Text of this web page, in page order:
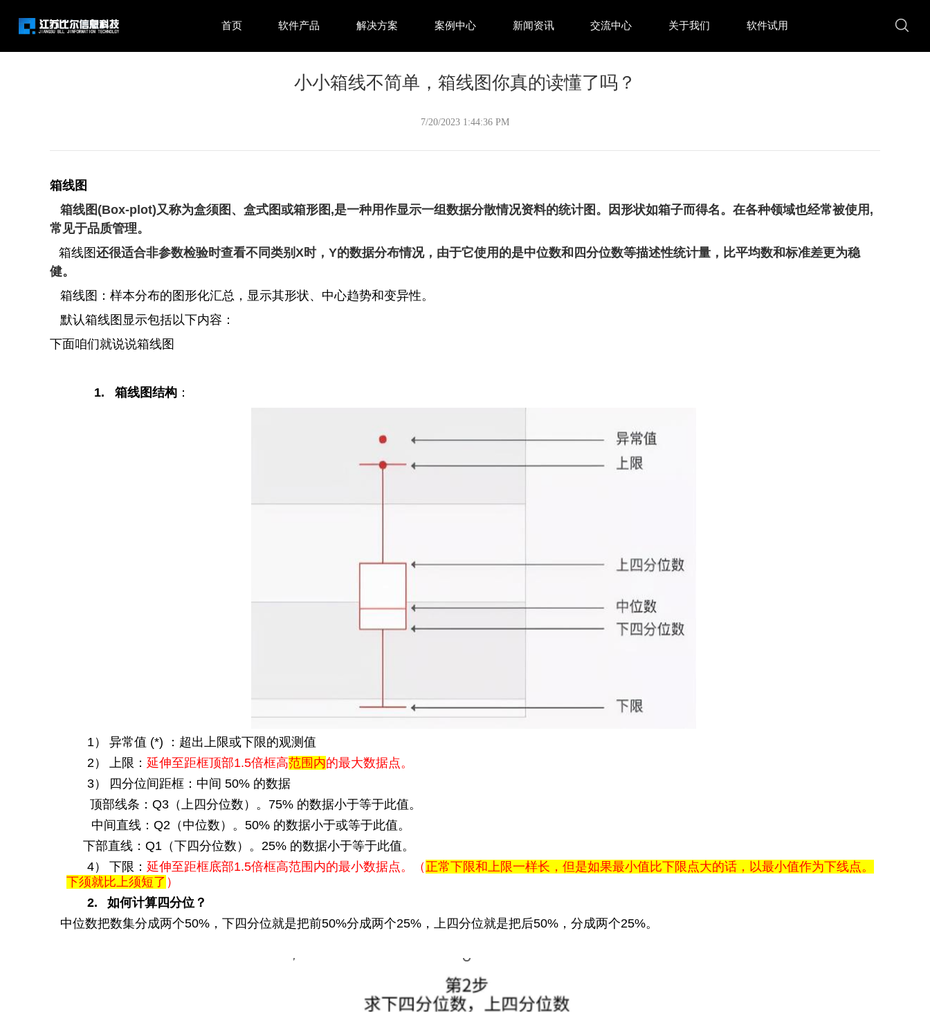
首页 软件产品 解决方案 案例中心 新闻资讯 交流中心 关于我们 软件试用
小小箱线不简单，箱线图你真的读懂了吗？
7/20/2023 1:44:36 PM
箱线图
箱线图(Box-plot)又称为盒须图、盒式图或箱形图,是一种用作显示一组数据分散情况资料的统计图。
因形状如箱子而得名。在各种领域也经常被使用,
常见于品质管理。
箱线图 还很适合非参数检验时查看不同类别X时，Y的数据分布情况，由于它使用的是中位数和四分位数等描述性统计量，比平均数和标准差更为稳
健。
箱线图：样本分布的图形化汇总，显示其形状、中心趋势和变异性。
默认箱线图显示包括以下内容：
下面咱们就说说箱线图
1. 箱线图结构 ：
1） 异常值 (*)
：超出上限或下限的观测值
2）
上限： 延伸至距框顶部1.5倍框高范围内的最大数据点。
3）
四分位间距框：中间 50% 的数据
顶部线条： Q3 （上四分位数）。 75% 的数据小于等于此值。
中间直线： Q2 （中位数）。 50% 的数据小于或等于此值。
下部直线： Q1 （下四分位数）。 25% 的数据小于等于此值。
4）
下限： 延伸至距框底部1.5倍框高范围内的最小数据点。（ 正常下限和上限一样长，但是如果最小值比下限点大的话，以最小值作为下线点。
下须就比上须短了 ）
2.
如何计算四分位？
中位数把数集分成两个50% ，下四分位就是把前50%分成两个25% ，上四分位就是把后50% ，分成两个25%。